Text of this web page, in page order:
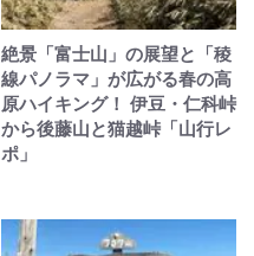
絶景「富士山」の展望と「稜
線パノラマ」が広がる春の高
原ハイキング！ 伊豆・仁科峠
から後藤山と猫越峠「山行レ
ポ」